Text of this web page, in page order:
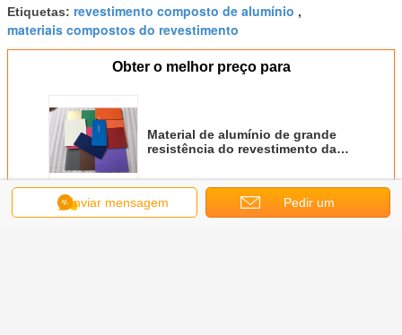
Etiquetas: revestimento composto de alumínio ,
materiais compostos do revestimento
Obter o melhor preço para
Material de alumínio de grande
resistência do revestimento da
e de fogo
Enviar mensagem Pedir um